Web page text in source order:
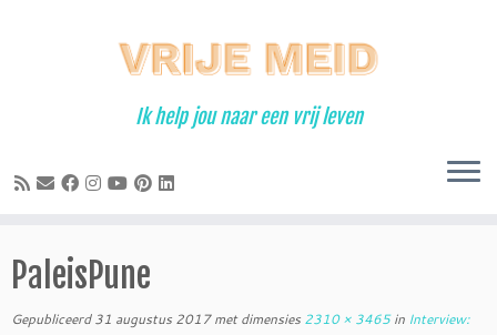
Ik help jou naar een vrij leven
PaleisPune
Gepubliceerd 31 augustus 2017met dimensies 2310 × 3465in Interview: